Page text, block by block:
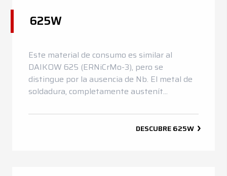
625W
Este material de consumo es similar al
DAIKOW 625 (ERNiCrMo-3), pero se
distingue por la ausencia de Nb. El metal de
soldadura, completamente austenít...
DESCUBRE625W